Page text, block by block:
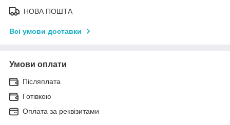
НОВА ПОШТА
Всі умови доставки
Умови оплати
Післяплата
Готівкою
Оплата за реквізитами